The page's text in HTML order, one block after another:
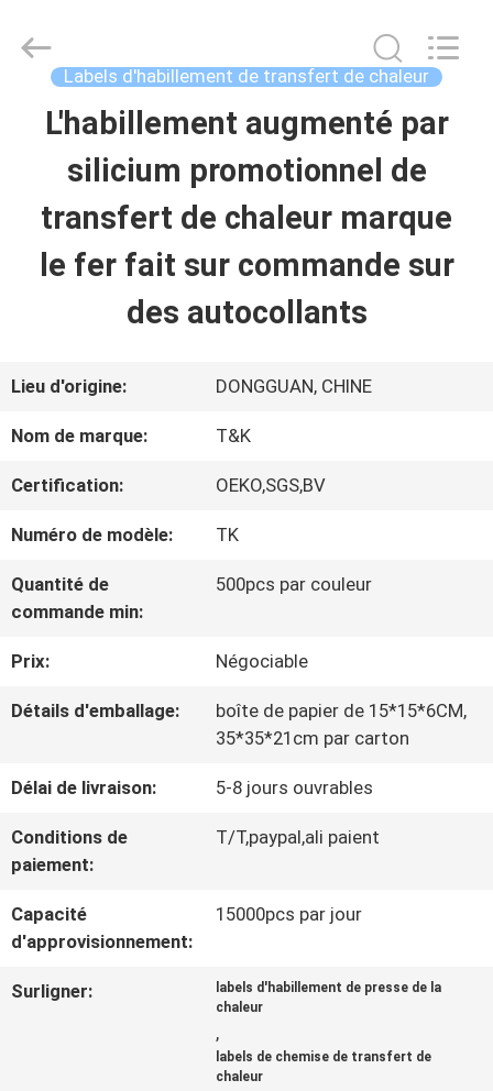
APERÇU
PRODUITS
DE
NOUS
VISITE
D'USINE
DE
LA
QUALITÉ
CONTACT
NOUVELLES
TOUS
T&K
Accessories
Labels d'habillement de transfert de chaleur
L'habillement augmenté par
silicium promotionnel de
transfert de chaleur marque
le fer fait sur commande sur
des autocollants
Lieu d'origine: DONGGUAN, CHINE
Nom de marque: T&K
Certification: OEKO,SGS,BV
Numéro de modèle: TK
Quantité de
commande min:
500pcs par couleur
Prix: Négociable
Détails d'emballage:
boîte de papier de 15*15*6CM,
35*35*21cm par carton
Délai de livraison: 5-8 jours ouvrables
Conditions de
paiement:
T/T,paypal,ali paient
Capacité
d'approvisionnement:
15000pcs par jour
Surligner:
labels d'habillement de presse de la
chaleur
,
labels de chemise de transfert de
chaleur